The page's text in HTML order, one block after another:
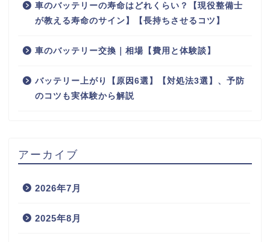
車のバッテリーの寿命はどれくらい？【現役整備士
が教える寿命のサイン】【長持ちさせるコツ】
車のバッテリー交換｜相場【費用と体験談】
バッテリー上がり【原因6選】【対処法3選】、予防
のコツも実体験から解説
アーカイブ
2026年7月
2025年8月